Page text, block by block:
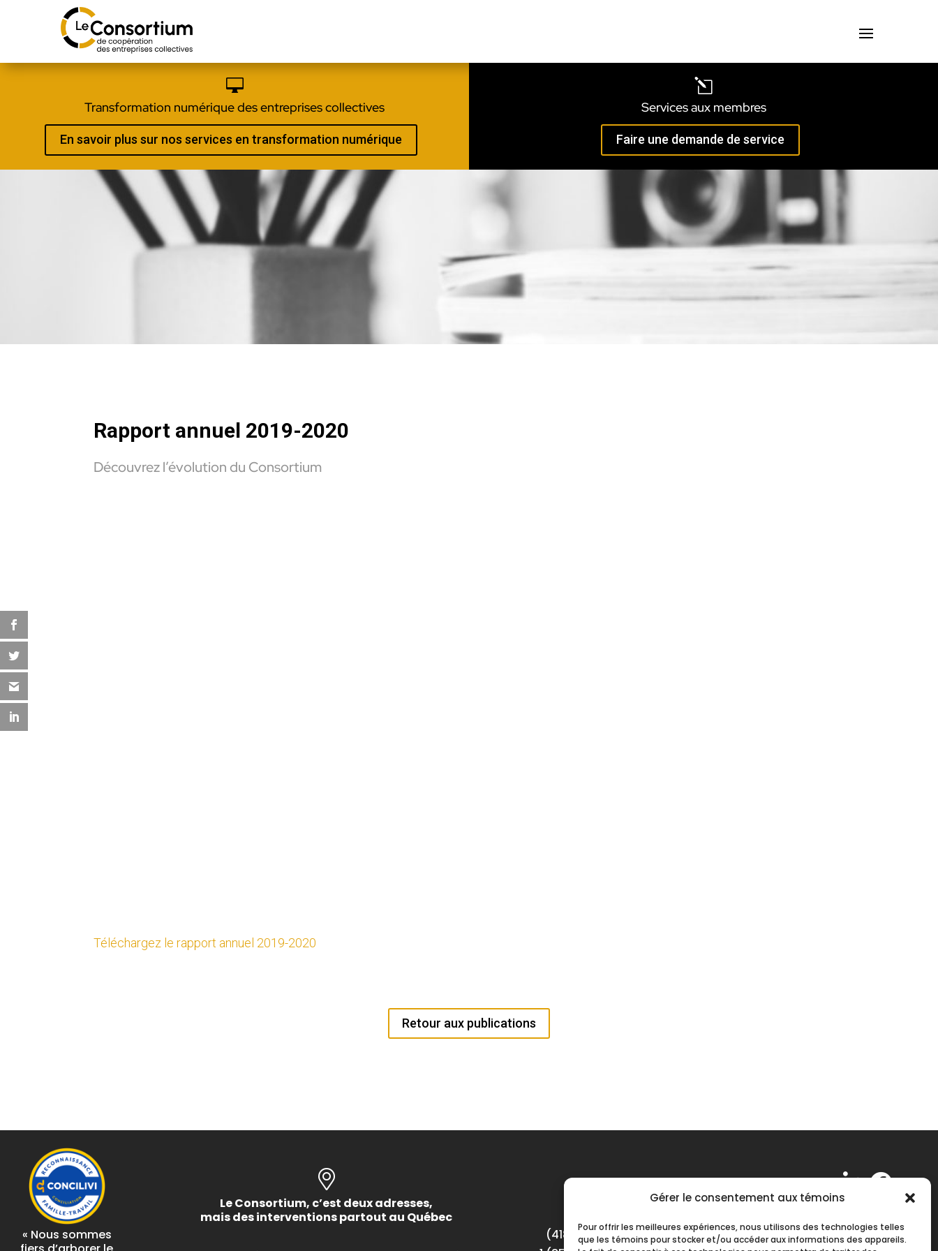
Gérer le consentement aux témoins
Pour offrir les meilleures expériences, nous utilisons des technologies telles
que les témoins pour stocker et/ou accéder aux informations des appareils.

Transformation numérique des entreprises collectives
En savoir plus sur nos services en transformation numérique
l
Services aux membres
Faire une demande de service
Rapport annuel 2019-2020
Découvrez l’évolution du Consortium
Téléchargez le rapport annuel 2019-2020
Retour aux publications
« Nous sommes
Le Consortium, c’est deux adresses,
mais des interventions partout au Québec
(418) 622-1001
Lundi au vendredi